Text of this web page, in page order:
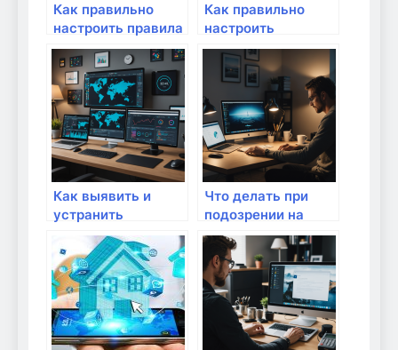
Как правильно
настроить правила
отклонения угроз в
домашней сети:
полный гид
Как правильно
настроить
родительский
контроль в сети:
пошаговое
руководство для
безопасного
интернета дома
Как выявить и
устранить
уязвимости в
домашней сети:
полный гид для
безопасного
интернет-
пространства
Что делать при
подозрении на
взлом домашней
сети: пошаговая
инструкция для
безопасного
интернета